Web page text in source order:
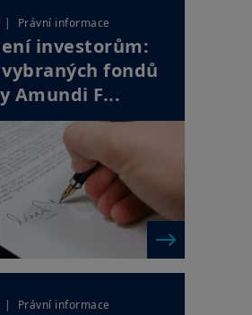
| Právní informace
investorům:
fondů
Amundi F...
| Právní informace